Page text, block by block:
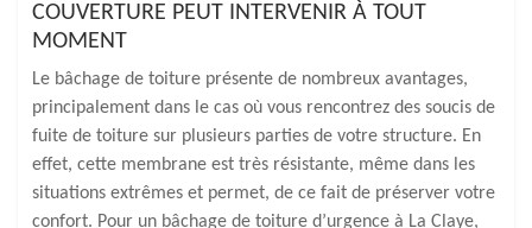
COUVERTURE PEUT INTERVENIR À TOUT
MOMENT
Le bâchage de toiture présente de nombreux avantages,
principalement dans le cas où vous rencontrez des soucis de
fuite de toiture sur plusieurs parties de votre structure. En
effet, cette membrane est très résistante, même dans les
situations extrêmes et permet, de ce fait de préserver votre
confort. Pour un bâchage de toiture d’urgence à La Claye,